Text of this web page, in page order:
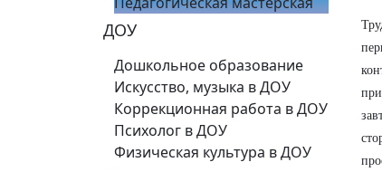
ДОУ
Дошкольное образование
Искусство, музыка в ДОУ
Коррекционная работа в ДОУ
Психолог в ДОУ
Физическая культура в ДОУ